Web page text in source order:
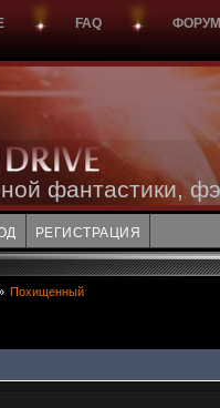
FAQ ФОРУМ
фантастики,
РЕГИСТРАЦИЯ
Похищенный